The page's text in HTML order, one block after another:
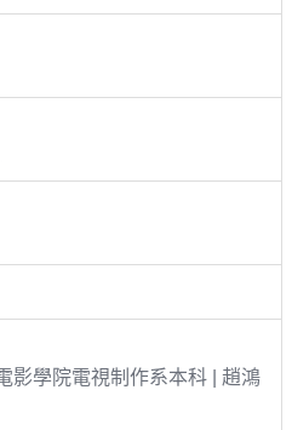
影學院電視制作系本科 | 趙鴻